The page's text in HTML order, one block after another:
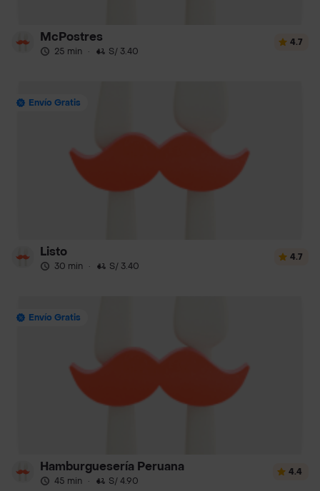
McPostres
25 min · S/ 3.40
4.7
Envío Gratis
Listo
30 min · S/ 3.40
4.7
Envío Gratis
Hamburguesería Peruana
45 min · S/ 4.90
4.4